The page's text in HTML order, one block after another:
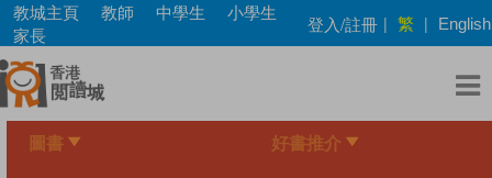
Skip
main
content
教城主頁 教師 中學生
小學生
家長
登入/註冊 | 繁 | English
圖書 好書推介